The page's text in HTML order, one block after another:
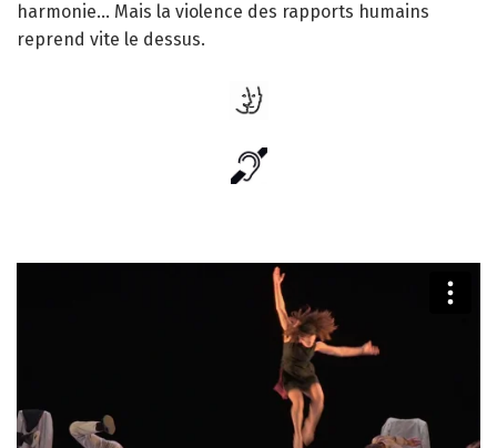
harmonie… Mais la violence des rapports humains
reprend vite le dessus.